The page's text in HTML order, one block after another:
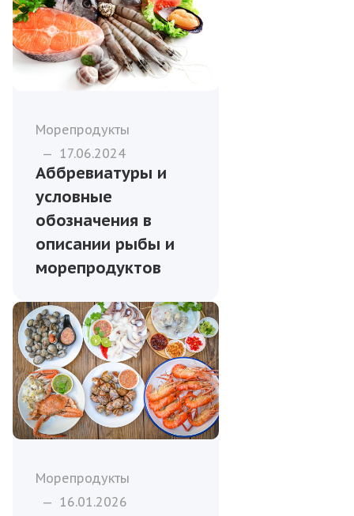
Морепродукты
— 17.06.2024
Аббревиатуры и
условные
обозначения в
описании рыбы и
морепродуктов
Морепродукты
— 16.01.2026